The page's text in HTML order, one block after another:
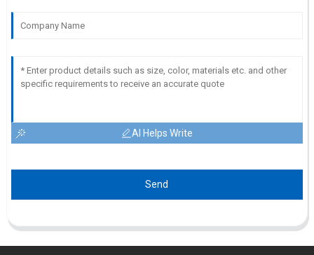
AI Helps Write
Send